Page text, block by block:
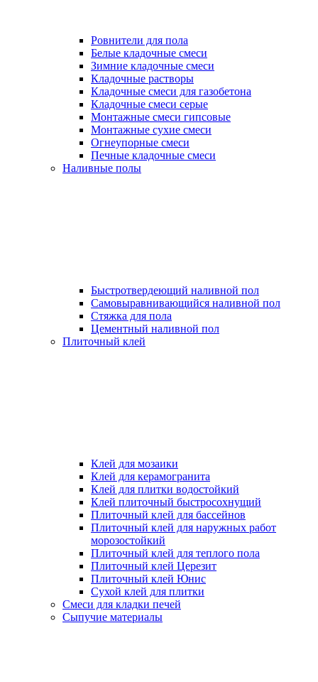
Ровнители для пола
Белые кладочные смеси
Зимние кладочные смеси
Кладочные растворы
Кладочные смеси для газобетона
Кладочные смеси серые
Монтажные смеси гипсовые
Монтажные сухие смеси
Огнеупорные смеси
Печные кладочные смеси
Наливные полы
Быстротвердеющий наливной пол
Самовыравнивающийся наливной пол
Стяжка для пола
Цементный наливной пол
Плиточный клей
Клей для мозаики
Клей для керамогранита
Клей для плитки водостойкий
Клей плиточный быстросохнущий
Плиточный клей для бассейнов
Плиточный клей для наружных работ
морозостойкий
Плиточный клей для теплого пола
Плиточный клей Церезит
Плиточный клей Юнис
Сухой клей для плитки
Смеси для кладки печей
Сыпучие материалы